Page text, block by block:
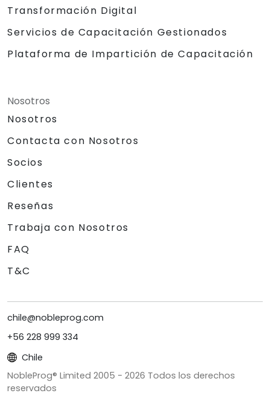
Transformación Digital
Servicios de Capacitación Gestionados
Plataforma de Impartición de Capacitación
Nosotros
Nosotros
Contacta con Nosotros
Socios
Clientes
Reseñas
Trabaja con Nosotros
FAQ
T&C
chile@nobleprog.com
+56 228 999 334
Chile
NobleProg® Limited 2005 - 2026 Todos los derechos
reservados